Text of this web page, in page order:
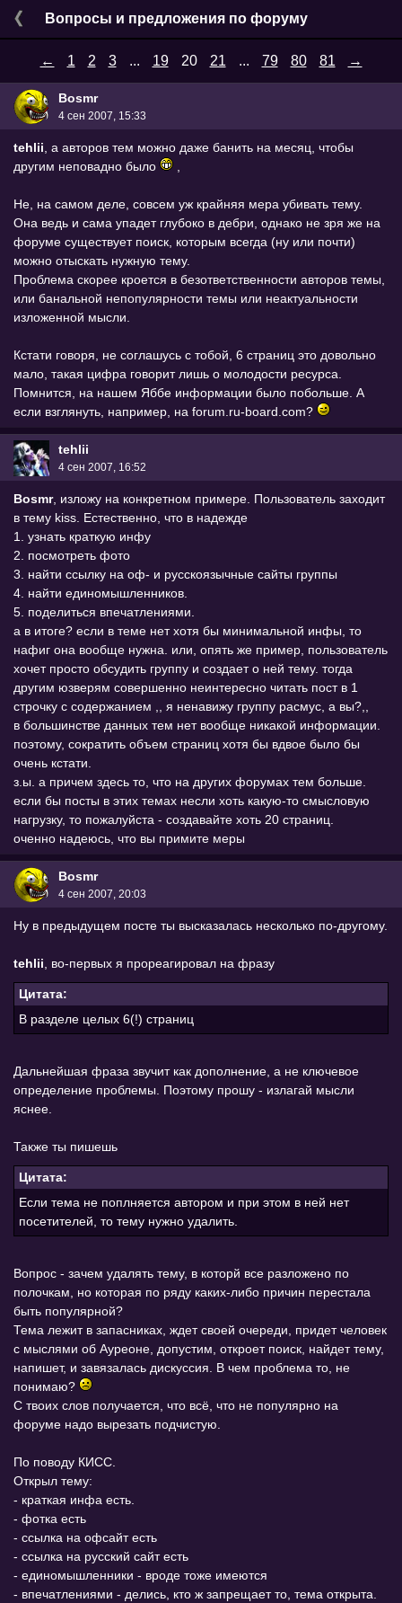
Вопросы и предложения по форуму
← 1 2 3... 1920 21 ... 79 80 81 →
Bоsmr
4 сен 2007, 15:33
tehlii , а авторов тем можно даже банить на месяц, чтобы
другим неповадно было
Не, на самом деле, совсем уж крайняя мера убивать тему.
Она ведь и сама упадет глубоко в дебри, однако не зря же на
форуме существует поиск, которым всегда (ну или почти)
можно отыскать нужную тему.
Проблема скорее кроется в безответственности авторов темы,
или банальной непопулярности темы или неактуальности
изложенной мысли.
Кстати говоря, не соглашусь с тобой, 6 страниц это довольно
мало, такая цифра говорит лишь о молодости ресурса.
Помнится, на нашем Яббе информации было побольше. А
если взглянуть, например, на forum.ru-board.com?
tehlii
4 сен 2007, 16:52
Bosmr, изложу на конкретном примере. Пользователь заходит
в тему kiss. Естественно, что в надежде
1. узнать краткую инфу
2. посмотреть фото
3. найти ссылку на оф- и русскоязычные сайты группы
4. найти единомышленников.
5. поделиться впечатлениями.
а в итоге? если в теме нет хотя бы минимальной инфы, то
нафиг она вообще нужна. или, опять же пример, пользователь
хочет просто обсудить группу и создает о ней тему. тогда
другим юзверям совершенно неинтересно читать пост в 1
строчку с содержанием ,, я ненавижу группу расмус, а вы?,,
в большинстве данных тем нет вообще никакой информации.
поэтому, сократить объем страниц хотя бы вдвое было бы
очень кстати.
з.ы. а причем здесь то, что на других форумах тем больше.
если бы посты в этих темах несли хоть какую-то смысловую
нагрузку, то пожалуйста - создавайте хоть 20 страниц.
оченно надеюсь, что вы примите меры
Bоsmr
4 сен 2007, 20:03
Ну в предыдущем посте ты высказалась несколько по-другому.
tehlii , во-первых я прореагировал на фразу
Цитата:
В разделе целых 6(!) страниц
Дальнейшая фраза звучит как дополнение, а не ключевое
определение проблемы. Поэтому прошу - излагай мысли
яснее.
Также ты пишешь
Цитата:
Если тема не поплняется автором и при этом в ней нет
посетителей, то тему нужно удалить.
Вопрос - зачем удалять тему, в которй все разложено по
полочкам, но которая по ряду каких-либо причин перестала
быть популярной?
Тема лежит в запасниках, ждет своей очереди, придет человек
с мыслями об Ауреоне, допустим, откроет поиск, найдет тему,
напишет, и завязалась дискуссия. В чем проблема то, не
понимаю?
С твоих слов получается, что всё, что не популярно на
форуме надо вырезать подчистую.
По поводу КИСС.
Открыл тему:
- краткая инфа есть.
- фотка есть
- ссылка на офсайт есть
- ссылка на русский сайт есть
- единомышленники - вроде тоже имеются
- впечатлениями - делись, кто ж запрещает то, тема открыта.